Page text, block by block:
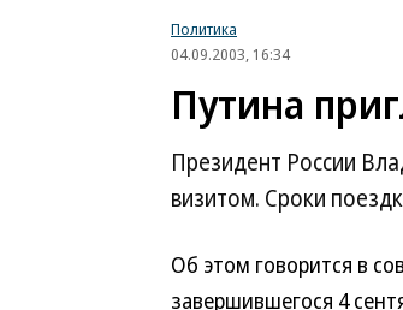
Политика
04.09.2003, 16:34
Путина
Президент России
визитом. Сроки
Об этом говорится в
завершившегося 4